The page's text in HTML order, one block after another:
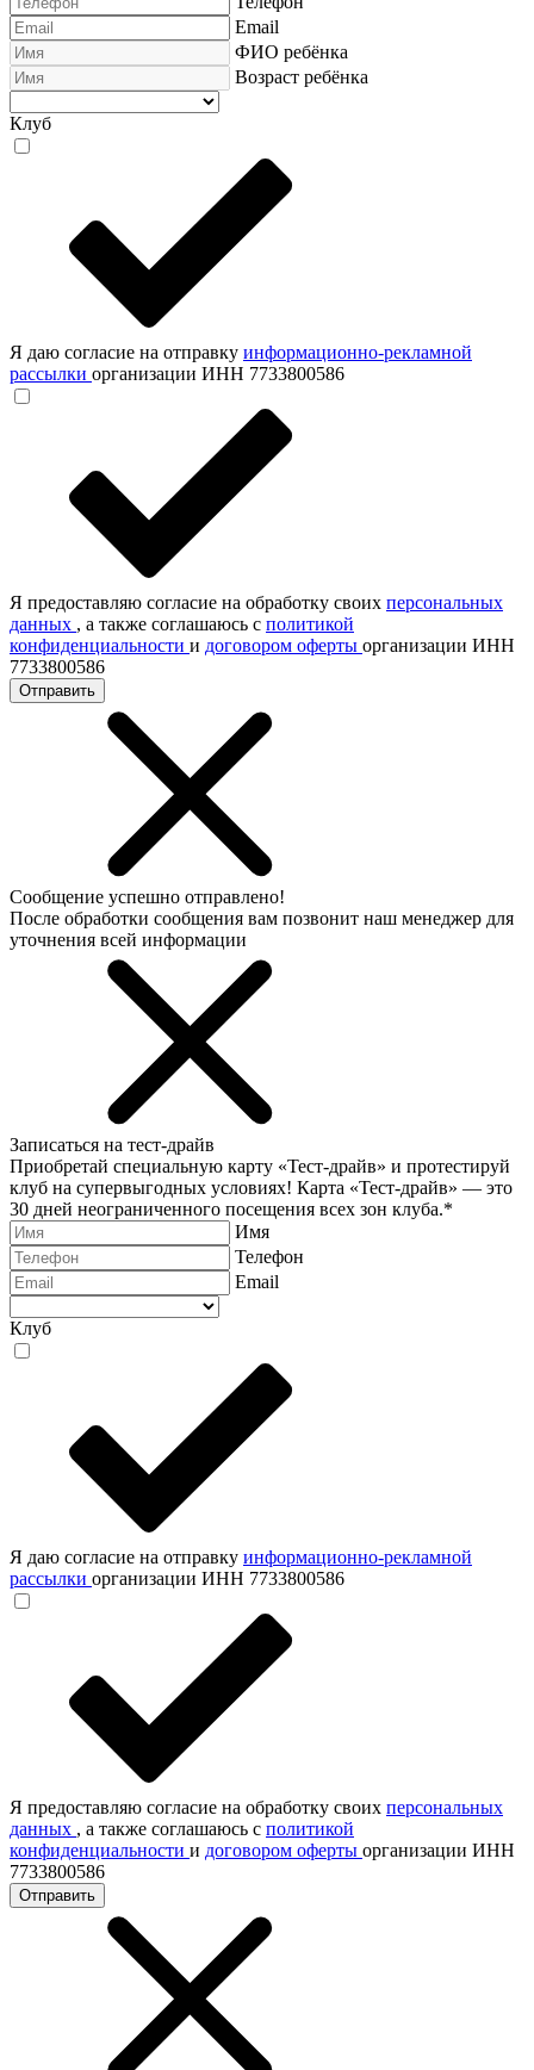
Email
ФИО ребёнка
Возраст ребёнка
Клуб
Я даю согласие на отправку информационно-рекламной
рассылки организации ИНН 7733800586
Я предоставляю согласие на обработку своих персональных
данных , а также соглашаюсь с политикой
конфиденциальности и договором оферты организации ИНН
7733800586
Отправить
Сообщение успешно отправлено!
После обработки сообщения вам позвонит наш менеджер для
уточнения всей информации
Записаться на тест-драйв
Приобретай специальную карту «Тест-драйв» и протестируй
клуб на супервыгодных условиях! Карта «Тест-драйв» — это
30 дней неограниченного посещения всех зон клуба.*
Имя
Телефон
Email
Клуб
Я даю согласие на отправку информационно-рекламной
рассылки организации ИНН 7733800586
Я предоставляю согласие на обработку своих персональных
данных , а также соглашаюсь с политикой
конфиденциальности и договором оферты организации ИНН
7733800586
Отправить